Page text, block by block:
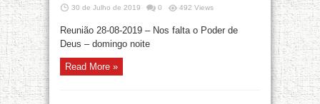
30 de Julho de 2019 0 492 Views
Reunião 28-08-2019 – Nos falta o Poder de
Deus – domingo noite
Read More »